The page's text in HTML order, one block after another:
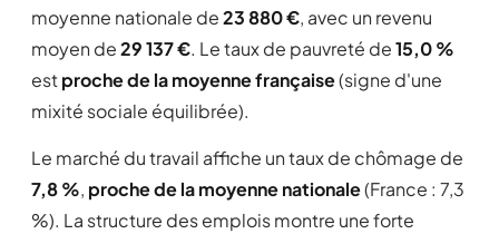
moyenne nationale de23 880 €, avec un revenu
moyen de29 137 €. Le taux de pauvreté de15,0 %
estproche de la moyenne française(signe d'une
mixité sociale équilibrée).
Le marché du travail affiche un taux de chômage de
7,8 %, proche de la moyenne nationale(France : 7,3
%). La structure des emplois montre une forte